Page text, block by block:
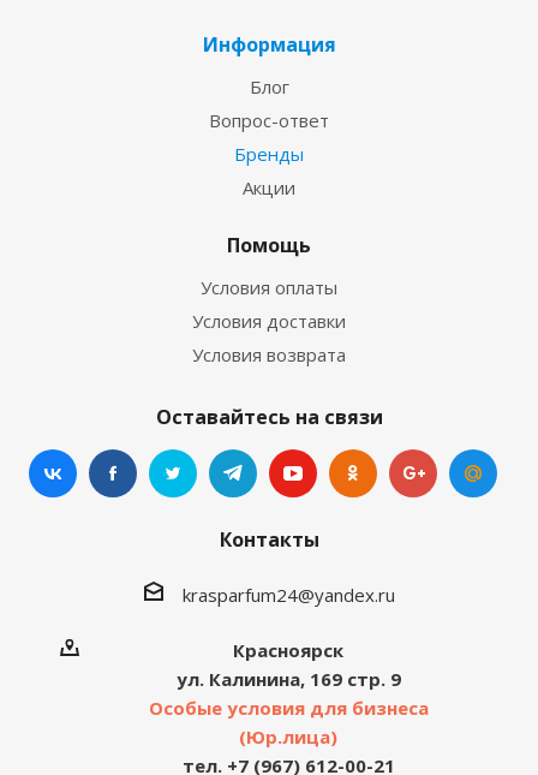
Информация
Блог
Вопрос-ответ
Бренды
Акции
Помощь
Условия оплаты
Условия доставки
Условия возврата
Оставайтесь на связи
Контакты
krasparfum24@yandex.ru
Красноярск
ул. Калинина, 169 стр. 9
Особые условия для бизнеса
(Юр.лица)
тел. +7 (967) 612-00-21